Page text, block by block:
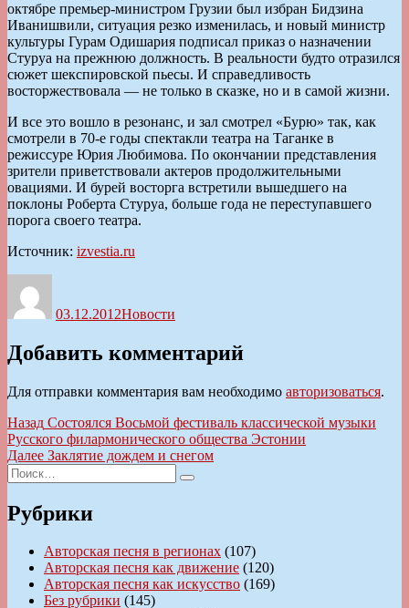
октябре премьер-министром Грузии был избран Бидзина
Иванишвили, ситуация резко изменилась, и новый министр
культуры Гурам Одишария подписал приказ о назначении
Стуруа на прежнюю должность. В реальности будто отразился
сюжет шекспировской пьесы. И справедливость
восторжествовала — не только в сказке, но и в самой жизни.
И все это вошло в резонанс, и зал смотрел «Бурю» так, как
смотрели в 70-е годы спектакли театра на Таганке в
режиссуре Юрия Любимова. По окончании представления
зрители приветствовали актеров продолжительными
овациями. И бурей восторга встретили вышедшего на
поклоны Роберта Стуруа, больше года не переступавшего
порога своего театра.
Источник: izvestia.ru
03.12.2012Новости
Добавить комментарий
Для отправки комментария вам необходимо авторизоваться.
Навигация
по
записям
Назад Предыдущая
запись:
Состоялся Восьмой фестиваль классической музыки
Русского филармонического общества Эстонии
Далее Следующая
Заклятие дождем и снегом
Искать:
Поиск
Рубрики
Авторская песня в регионах (107)
Авторская песня как движение (120)
Авторская песня как искусство (169)
Без рубрики (145)